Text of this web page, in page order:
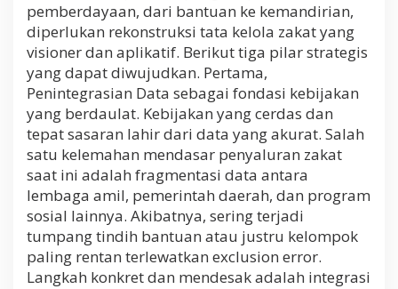
pemberdayaan, dari bantuan ke kemandirian,
diperlukan rekonstruksi tata kelola zakat yang
visioner dan aplikatif. Berikut tiga pilar strategis
yang dapat diwujudkan. Pertama,
Penintegrasian Data sebagai fondasi kebijakan
yang berdaulat. Kebijakan yang cerdas dan
tepat sasaran lahir dari data yang akurat. Salah
satu kelemahan mendasar penyaluran zakat
saat ini adalah fragmentasi data antara
lembaga amil, pemerintah daerah, dan program
sosial lainnya. Akibatnya, sering terjadi
tumpang tindih bantuan atau justru kelompok
paling rentan terlewatkan exclusion error.
Langkah konkret dan mendesak adalah integrasi